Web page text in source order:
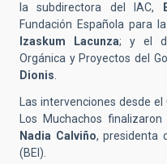
la subdirectora del IAC,
Fundación Española para
Izaskum Lacunza; y el
Orgánica y Proyectos del
Dionis.
Las intervenciones desde
Los Muchachos
Nadia Calviño, presidenta
(BEI).